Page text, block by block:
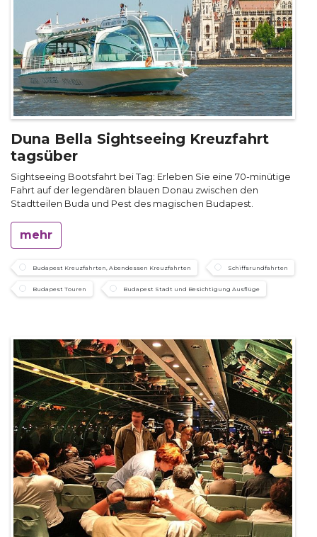
Duna Bella Sightseeing Kreuzfahrt
tagsüber
Sightseeing Bootsfahrt bei Tag: Erleben Sie eine 70-minütige
Fahrt auf der legendären blauen Donau zwischen den
Stadtteilen Buda und Pest des magischen Budapest.
mehr
Budapest Kreuzfahrten, Abendessen Kreuzfahrten Schiffsrundfahrten
Budapest Touren Budapest Stadt und Besichtigung Ausflüge